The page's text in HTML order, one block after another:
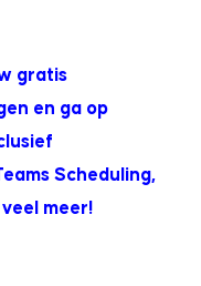
gratis
en ga op
Scheduling,
meer!